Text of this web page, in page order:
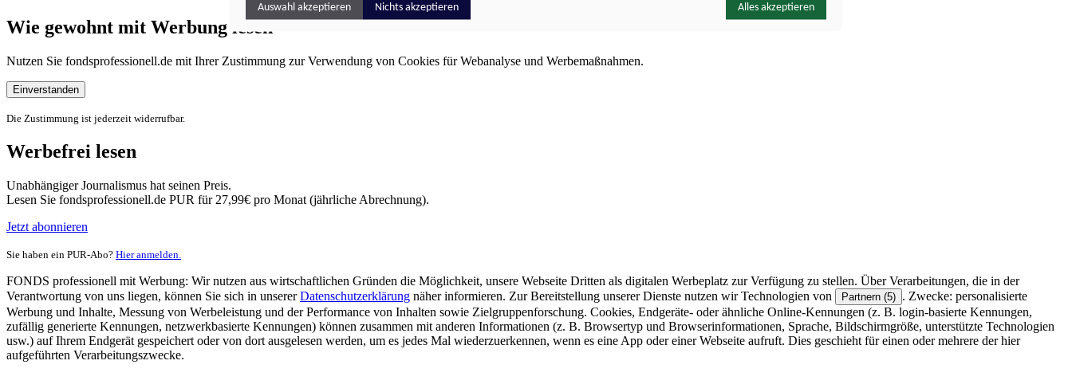
Wie gewohnt mit Werbung lesen
Nutzen Sie fondsprofessionell.de mit Ihrer Zustimmung zur Verwendung von Cookies für Webanalyse und Werbemaßnahmen.
Einverstanden
Die Zustimmung ist jederzeit widerrufbar.
Werbefrei lesen
Unabhängiger Journalismus hat seinen Preis.
Lesen Sie fondsprofessionell.de PUR für 27,99€ pro Monat (jährliche Abrechnung).
Jetzt abonnieren
Sie haben ein PUR-Abo? Hier anmelden.
FONDS professionell mit Werbung: Wir nutzen aus wirtschaftlichen Gründen die Möglichkeit, unsere Webseite Dritten als digitalen Werbeplatz zur Verfügung zu stellen. Über Verarbeitungen, die in der
Verantwortung von uns liegen, können Sie sich in unsererDatenschutzerklärung näher informieren. Zur Bereitstellung unserer Dienste nutzen wir Technologien von Partnern (5) . Zwecke: personalisierte
Werbung und Inhalte, Messung von Werbeleistung und der Performance von Inhalten sowie Zielgruppenforschung. Cookies, Endgeräte- oder ähnliche Online-Kennungen (z. B. login-basierte Kennungen,
zufällig generierte Kennungen, netzwerkbasierte Kennungen) können zusammen mit anderen Informationen (z. B. Browsertyp und Browserinformationen, Sprache, Bildschirmgröße, unterstützte Technologien
usw.) auf Ihrem Endgerät gespeichert oder von dort ausgelesen werden, um es jedes Mal wiederzuerkennen, wenn es eine App oder einer Webseite aufruft. Dies geschieht für einen oder mehrere der hier
aufgeführten Verarbeitungszwecke.
Auswahl akzeptieren Nichts akzeptieren Alles akzeptieren